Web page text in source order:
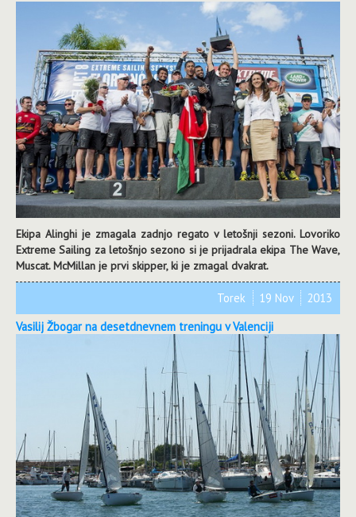
Ekipa Alinghi je zmagala zadnjo regato v letošnji sezoni. Lovoriko
Extreme Sailing za letošnjo sezono si je prijadrala ekipa The Wave,
Muscat. McMillan je prvi skipper, ki je zmagal dvakrat.
Vasilij Žbogar na desetdnevnem treningu v Valenciji
Torek 19 Nov 2013